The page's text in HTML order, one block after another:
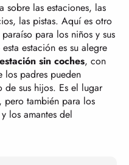
las estaciones, las
las pistas. Aquí es otro
para los niños y sus
estación es su alegre
estación sin coches, con
los padres pueden
de sus hijos. Es el lugar
pero también para los
y los amantes del